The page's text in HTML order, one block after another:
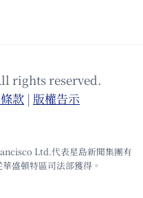
rights reserved.
款 | 版權告⽰
Ltd.代表星島新聞集團有
盛頓特區司法部獲得。